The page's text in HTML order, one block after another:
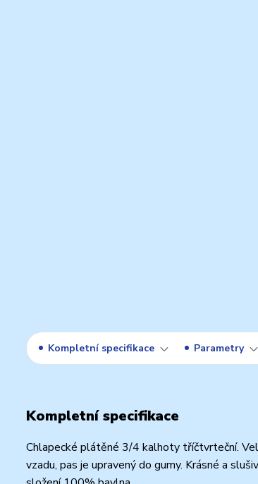
Kompletní specifikace Parametry
Kompletní specifikace
Chlapecké plátěné 3/4 kalhoty tříčtvrteční.
vzadu, pas je upravený do gumy. Krásné a